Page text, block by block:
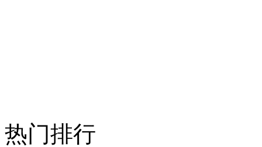
热门排行